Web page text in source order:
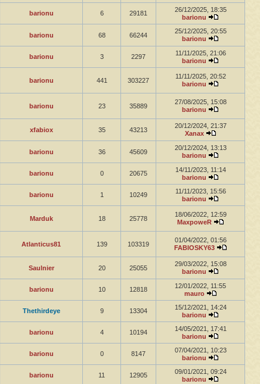
barionu 6 29181
26/12/2025, 18:35
barionu
barionu 68 66244
25/12/2025, 20:55
barionu
barionu 3 2297
11/11/2025, 21:06
barionu
barionu 441 303227
11/11/2025, 20:52
barionu
barionu 23 35889
27/08/2025, 15:08
barionu
xfabiox 35 43213
20/12/2024, 21:37
Xanax
barionu 36 45609
20/12/2024, 13:13
barionu
barionu 0 20675
14/11/2023, 11:14
barionu
barionu 1 10249
11/11/2023, 15:56
barionu
Marduk 18 25778
18/06/2022, 12:59
MaxpoweR
Atlanticus81 139 103319
01/04/2022, 01:56
FABIOSKY63
Saulnier 20 25055
29/03/2022, 15:08
barionu
barionu 10 12818
12/01/2022, 11:55
mauro
Thethirdeye 9 13304
15/12/2021, 14:24
barionu
barionu 4 10194
14/05/2021, 17:41
barionu
barionu 0 8147
07/04/2021, 10:23
barionu
barionu 11 12905
09/01/2021, 09:24
barionu